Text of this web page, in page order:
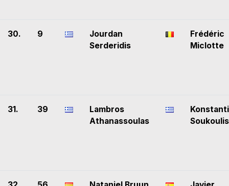
30. 9
Jourdan
Serderidis
Frédéric
Miclotte
31. 39
Lambros
Athanassoulas
Soukoulis